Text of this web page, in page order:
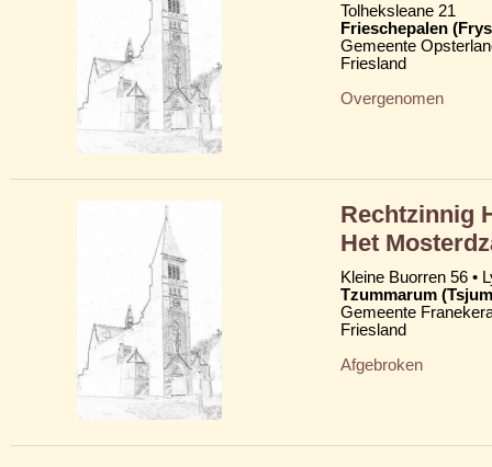
Tolheksleane 21
Frieschepalen
Gemeente
Friesland
Overgenomen
Rechtzinnig
Het
Kleine Buorren 56 •
Tzummarum
Gemeente
Friesland
Afgebroken